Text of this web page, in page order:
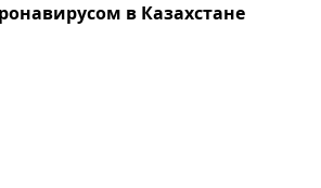
в Казахстане